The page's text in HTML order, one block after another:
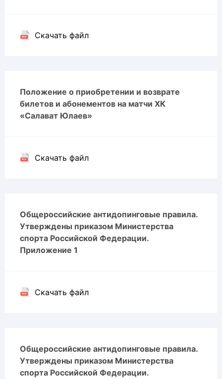
Скачать файл
Положение о приобретении и возврате
билетов и абонементов на матчи ХК
«Салават Юлаев»
Скачать файл
Общероссийские антидопинговые правила.
Утверждены приказом Министерства
спорта Российской Федерации.
Приложение 1
Скачать файл
Общероссийские антидопинговые правила.
Утверждены приказом Министерства
спорта Российской Федерации.